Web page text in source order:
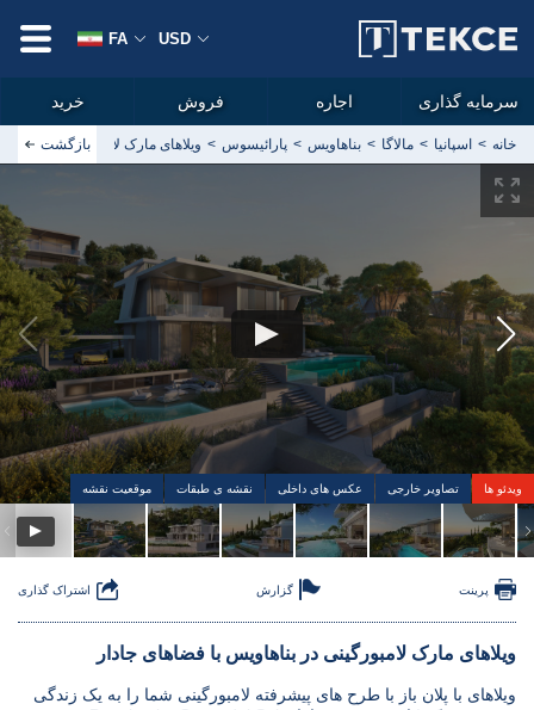
خانه اسپانیا مالاگا بناهاویس پارائیسوس ویلاهای مارک لامبورگینی در
بازگشت
ویدئو ها تصاویر خارجی عکس های داخلی نقشه ی طبقات موقعیت نقشه
اشتراک گذاری گزارش پرینت
ویلاهای مارک لامبورگینی در بناهاویس با فضاهای جادار
ویلاهای با پلان باز با طرح های پیشرفته لامبورگینی شما را به یک زندگی
USD
FA
خرید فروش اجاره سرمایه گذاری